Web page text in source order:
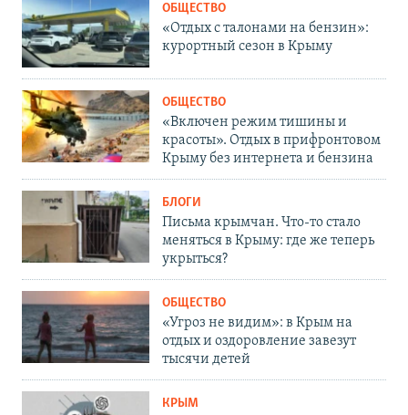
ОБЩЕСТВО
«Отдых с талонами на бензин»:
курортный сезон в Крыму
ОБЩЕСТВО
«Включен режим тишины и
красоты». Отдых в прифронтовом
Крыму без интернета и бензина
БЛОГИ
Письма крымчан. Что-то стало
меняться в Крыму: где же теперь
укрыться?
ОБЩЕСТВО
«Угроз не видим»: в Крым на
отдых и оздоровление завезут
тысячи детей
КРЫМ